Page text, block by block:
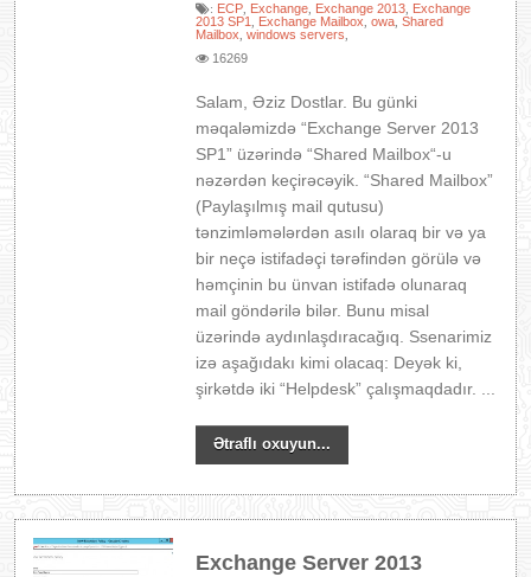
: ECP Exchange Exchange 2013 Exchange
2013 SP1
Exchange Mailbox ,owa ,Shared
Mailbox
,windows servers
16269
Salam, Əziz Dostlar. Bu günki
məqaləmizdə “Exchange Server 2013
SP1” üzərində “Shared Mailbox“-u
nəzərdən keçirəcəyik. “Shared Mailbox”
(Paylaşılmış mail qutusu)
tənzimləmələrdən asılı olaraq bir və ya
bir neçə istifadəçi tərəfindən görülə və
həmçinin bu ünvan istifadə olunaraq
mail göndərilə bilər. Bunu misal
üzərində aydınlaşdıracağıq. Ssenarimiz
izə aşağıdakı kimi olacaq: Deyək ki,
şirkətdə iki “Helpdesk” çalışmaqdadır. ...
Ətraflı oxuyun...
Exchange Server 2013